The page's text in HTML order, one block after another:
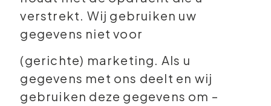
verstrekt. Wij gebruiken uw
gegevens niet voor
(gerichte) marketing. Als u
gegevens met ons deelt en wij
gebruiken deze gegevens om –